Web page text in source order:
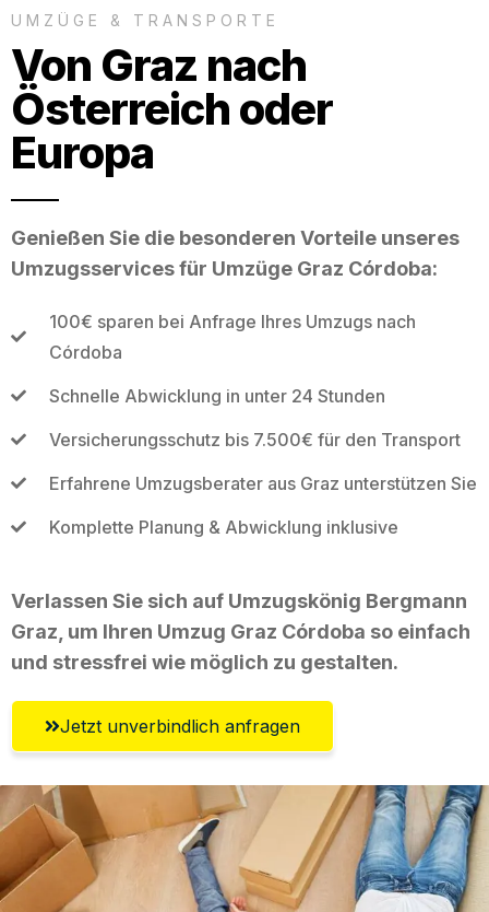
UMZÜGE & TRANSPORTE
Von Graz nach
Österreich oder
Europa
Genießen Sie die besonderen Vorteile unseres
Umzugsservices für Umzüge Graz Córdoba:
100€ sparen bei Anfrage Ihres Umzugs nach
Córdoba
Schnelle Abwicklung in unter 24 Stunden
Versicherungsschutz bis 7.500€ für den Transport
Erfahrene Umzugsberater aus Graz unterstützen Sie
Komplette Planung & Abwicklung inklusive
Verlassen Sie sich auf Umzugskönig Bergmann
Graz, um Ihren Umzug Graz Córdoba so einfach
und stressfrei wie möglich zu gestalten.
Jetzt unverbindlich anfragen